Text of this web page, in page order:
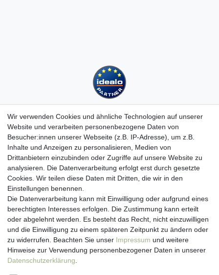
Kundenservice
Hotline: 07452 - 847 162 0
Kontakt
Anmelden
Registrieren
Newsletter
Versand & Lieferung
Zahlungsarten
viasalutis
Mehr zu viasalutis
Beratungscenter Haut
Wir verwenden Cookies und ähnliche Technologien auf unserer
Website und verarbeiten personenbezogene Daten von
Besucher:innen unserer Webseite (z.B. IP-Adresse), um z.B.
Inhalte und Anzeigen zu personalisieren, Medien von
Drittanbietern einzubinden oder Zugriffe auf unsere Website zu
analysieren. Die Datenverarbeitung erfolgt erst durch gesetzte
Cookies. Wir teilen diese Daten mit Dritten, die wir in den
Einstellungen benennen.
Die Datenverarbeitung kann mit Einwilligung oder aufgrund eines
berechtigten Interesses erfolgen. Die Zustimmung kann erteilt
oder abgelehnt werden. Es besteht das Recht, nicht einzuwilligen
und die Einwilligung zu einem späteren Zeitpunkt zu ändern oder
zu widerrufen. Beachten Sie unser Impressum und weitere
Hinweise zur Verwendung personenbezogener Daten in unserer
Daten­schutz­erklärung